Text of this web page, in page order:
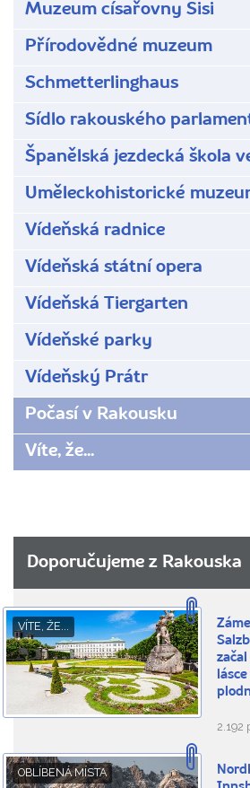
Muzeum císařovny Sisi
Přírodovědné muzeum
Schmetterlinghaus
Sídlo rakouského
Španělská jezdecká škola
Uměleckohistorické
Vídeňská radnice
Vídeňská státní opera
Vídeňská Tiergarten
Vídeňské parky
Vídeňský Prátr
Počasí v Rakousku
Víte, že...
Doporučujeme z Rakouska
VÍTE, ŽE...
2.192
OBLÍBENÁ MÍSTA